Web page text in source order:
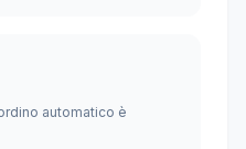
automatico è